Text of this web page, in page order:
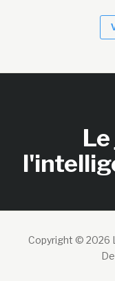
Copyright © 2026